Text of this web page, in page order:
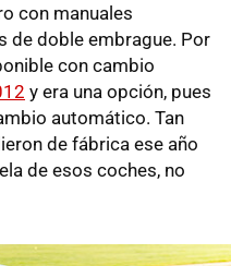
con manuales
de doble embrague. Por
con cambio
y era una opción, pues
automático. Tan
de fábrica ese año
de esos coches, no